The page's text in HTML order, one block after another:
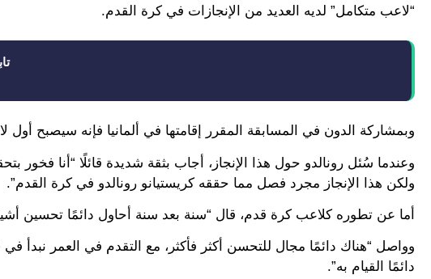
“لاعب متكامل” لديه العديد من الإنجازات في كرة القدم.
وبمشاركة الدون في المسابقة المقرر إقامتها في ألمانيا فإنه سيصبح أول
وعندما سُئل رونالدو حول هذا الإنجاز، أجاب بثقة شديدة قائلًا “أنا
ولكن هذا الإنجاز مجرد فصل مما حققه كريستيانو رونالدو في كرة القدم”.
أما عن تطوره كلاعب كرة قدم، قال “سنة بعد سنة أحاول دائمًا تحسين
وواصل “هناك دائمًا مجال للتحسن أكثر فأكثر، مع التقدم في العمر نبدأ
دائمًا القيام به”.